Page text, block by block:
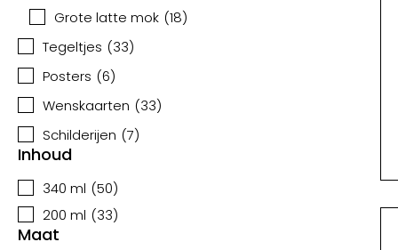
Grote latte mok (18)
Tegeltjes (33)
Posters (6)
Wenskaarten (33)
Schilderijen (7)
Inhoud
340 ml (50)
200 ml (33)
Maat